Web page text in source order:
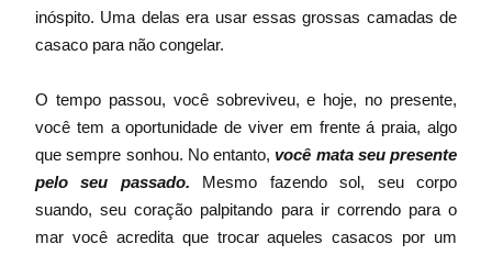
inóspito. Uma delas era usar essas grossas camadas de
casaco para não congelar.
O tempo passou, você sobreviveu, e hoje, no presente,
você tem a oportunidade de viver em frente á praia, algo
que sempre sonhou. No entanto, você mata seu presente
pelo seu passado. Mesmo fazendo sol, seu corpo
suando, seu coração palpitando para ir correndo para o
mar você acredita que trocar aqueles casacos por um